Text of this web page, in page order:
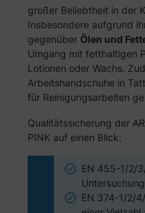
großer Beliebtheit in der
Insbesondere aufgrund
gegenüber Ölen und
Umgang mit fetthaltigen
Lotionen oder Wachs.
Arbeitshandschuhe in
für Reinigungsarbeiten
Qualitätssicherung der
PINK auf einen Blick:
EN 455-1/2/
EN 374-1/2/